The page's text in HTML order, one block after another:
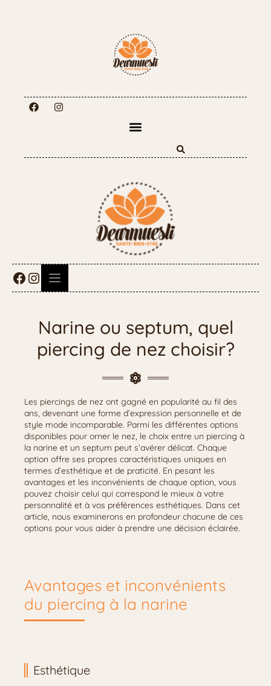
Narine ou septum, quel
piercing de nez choisir?
Les piercings de nez ont gagné en popularité au fil des
ans, devenant une forme d’expression personnelle et de
style mode incomparable. Parmi les différentes options
disponibles pour orner le nez, le choix entre un piercing à
la narine et un septum peut s’avérer délicat. Chaque
option offre ses propres caractéristiques uniques en
termes d’esthétique et de praticité. En pesant les
avantages et les inconvénients de chaque option, vous
pouvez choisir celui qui correspond le mieux à votre
personnalité et à vos préférences esthétiques. Dans cet
article, nous examinerons en profondeur chacune de ces
options pour vous aider à prendre une décision éclairée.
Avantages et inconvénients
du piercing à la narine
Esthétique